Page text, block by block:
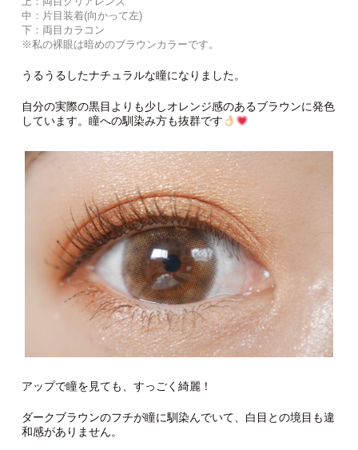
中：片目装着(向かって左)
下：両目カラコン
※私の裸眼は暗めのブラウンカラーです。
うるうるしたナチュラルな瞳になりました。
自分の実際の黒目よりも少しオレンジ感のあるブラウンに発色
しています。瞳への馴染み方も抜群です
アップで瞳を見ても、すっごく綺麗！
ダークブラウンのフチが瞳に馴染んでいて、白目との境目も違
和感がありません。